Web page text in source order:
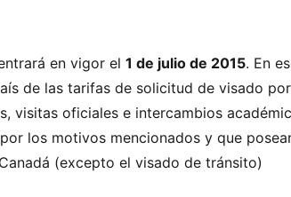
en vigor el 1 de julio de 2015. En
de las tarifas de solicitud de visado por
visitas oficiales e intercambios
los motivos mencionados y que
(excepto el visado de tránsito)